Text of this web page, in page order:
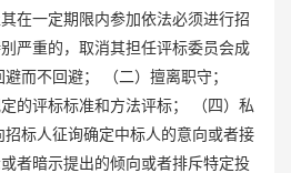
在一定期限内参加依法必须进行招
严重的，取消其担任评标委员会成
而不回避； （二）擅离职守；
的评标标准和方法评标； （四）私
标人征询确定中标人的意向或者接
者暗示提出的倾向或者排斥特定投